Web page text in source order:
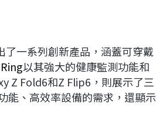
一系列創新產品，涵蓋可穿戴
以其強大的健康監測功能和
Z Fold6和Z Flip6，則展示了三
能、高效率設備的需求，還顯示